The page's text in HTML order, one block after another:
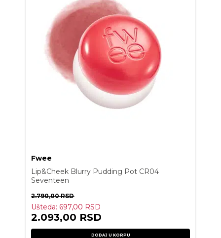
Fwee
Lip&Cheek Blurry Pudding Pot CR04
Seventeen
2.790,00RSD
Ušteda: 697,00 RSD
2.093,00 RSD
DODAJ U KORPU